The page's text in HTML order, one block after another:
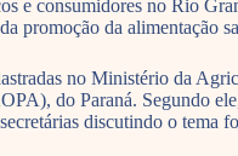
e consumidores no Rio
promoção da alimentação
no Ministério da
do Paraná. Segundo
discutindo o tema